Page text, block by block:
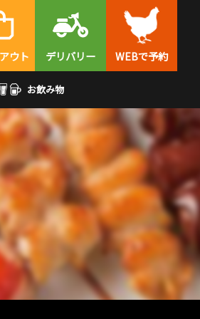
ウト デリバリー WEBで予約
お飲み物